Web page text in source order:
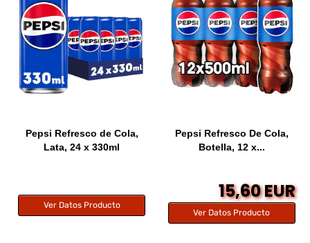
Pepsi Refresco de Cola,
Lata, 24 x 330ml
Ver Datos Producto
Pepsi Refresco De Cola,
Botella, 12 x...
15,60 EUR
Ver Datos Producto